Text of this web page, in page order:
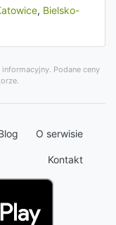
, Bielsko-
Podane ceny
O serwisie
Kontakt